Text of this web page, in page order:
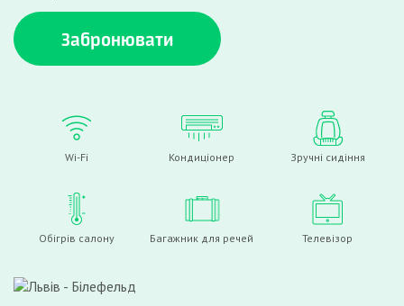
Забронювати
Wi-Fi Кондиціонер Зручні сидіння
Обігрів салону Багажник для речей Телевізор